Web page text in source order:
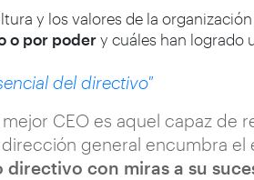
y los valores de la organización
o por poder y cuáles han logrado
del directivo"
CEO es aquel capaz de
general encumbra el
con miras a su